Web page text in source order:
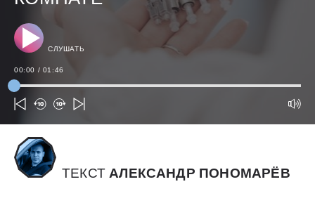
СЛУШАТЬ
00:00 / 01:46
ТЕКСТ АЛЕКСАНДР ПОНОМАРЁВ